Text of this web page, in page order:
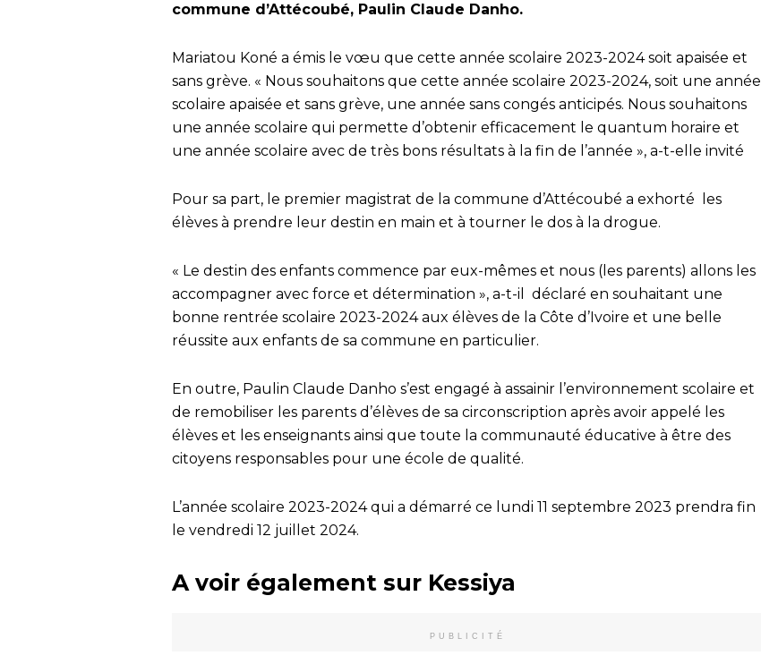
commune d’Attécoubé, Paulin Claude Danho.
Mariatou Koné a émis le vœu que cette année scolaire 2023-2024 soit apaisée et
sans grève. « Nous souhaitons que cette année scolaire 2023-2024, soit une année
scolaire apaisée et sans grève, une année sans congés anticipés. Nous souhaitons
une année scolaire qui permette d’obtenir efficacement le quantum horaire et
une année scolaire avec de très bons résultats à la fin de l’année », a-t-elle invité
Pour sa part, le premier magistrat de la commune d’Attécoubé a exhorté les
élèves à prendre leur destin en main et à tourner le dos à la drogue.
« Le destin des enfants commence par eux-mêmes et nous (les parents) allons les
accompagner avec force et détermination », a-t-il déclaré en souhaitant une
bonne rentrée scolaire 2023-2024 aux élèves de la Côte d’Ivoire et une belle
réussite aux enfants de sa commune en particulier.
En outre, Paulin Claude Danho s’est engagé à assainir l’environnement scolaire et
de remobiliser les parents d’élèves de sa circonscription après avoir appelé les
élèves et les enseignants ainsi que toute la communauté éducative à être des
citoyens responsables pour une école de qualité.
L’année scolaire 2023-2024 qui a démarré ce lundi 11 septembre 2023 prendra fin
le vendredi 12 juillet 2024.
A voir également sur Kessiya
PUBLICITÉ